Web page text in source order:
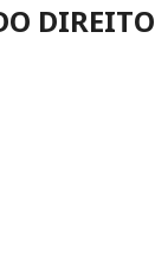
DIREITO